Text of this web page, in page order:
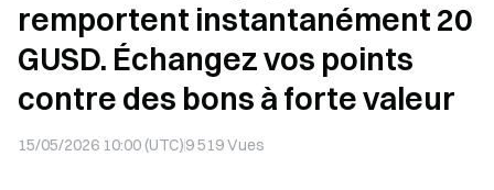
remportent instantanément 20
GUSD. Échangez vos points
contre des bons à forte valeur
15/05/2026 10:00 (UTC)9 519Vues